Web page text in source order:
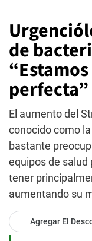
de
perfecta”
El aumento del
conocido como la
bastante
equipos de salud
tener
aumentando su
Agregar El